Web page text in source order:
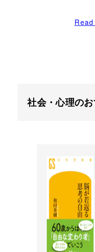
社会・心理の